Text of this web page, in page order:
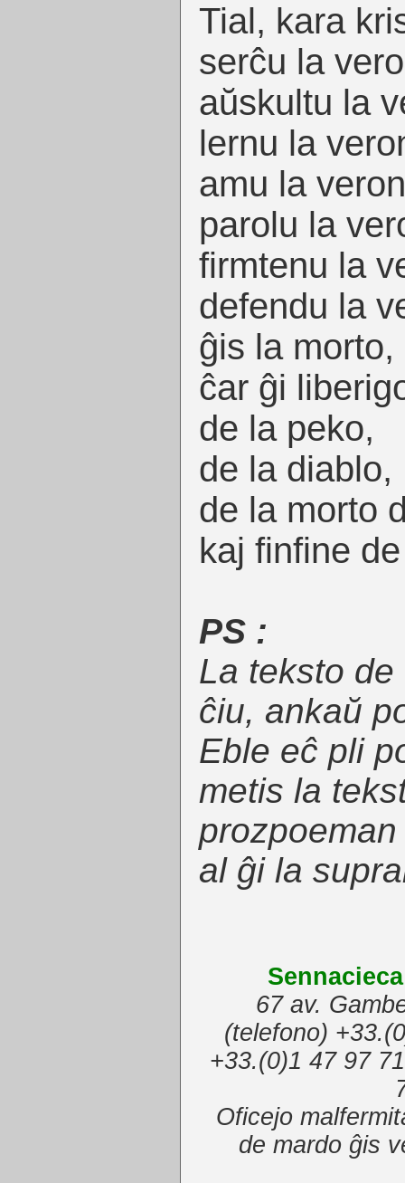
Tial, kara
serĉu la
aŭskultu la
lernu la
amu la
parolu la
firmtenu la
defendu la
ĝis la morto,
ĉar ĝi
de la peko,
de la diablo,
de la morto
kaj finfine
PS :
La teksto
ĉiu, ankaŭ
Eble eĉ pli
metis la
al ĝi la
67 av.
(telefono)
+33.(0)1 47 97
Oficejo
de mardo ĝis